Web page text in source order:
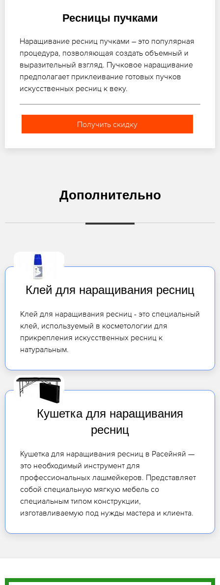
Ресницы пучками
Наращивание ресниц пучками – это популярная
процедура, позволяющая создать объемный и
выразительный взгляд. Пучковое наращивание
предполагает приклеивание готовых пучков
искусственных ресниц к веку.
Получить скидку
Дополнительно
Клей для наращивания ресниц
Клей для наращивания ресниц - это специальный
клей, используемый в косметологии для
прикрепления искусственных ресниц к
натуральным.
Кушетка для наращивания
ресниц
Кушетка для наращивания ресниц в Расейняй —
это необходимый инструмент для
профессиональных лашмейкеров. Представляет
собой специальную мягкую мебель со
специальным типом конструкции,
изготавливаемую под нужды мастера и клиента.